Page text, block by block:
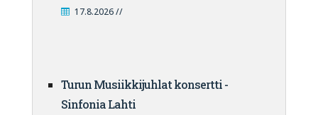
17.8.2026 //
Turun Musiikkijuhlat konsertti -
Sinfonia Lahti